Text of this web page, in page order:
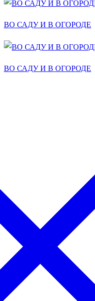
ВО САДУ И В ОГОРОДЕ
ВО САДУ И В ОГОРОДЕ